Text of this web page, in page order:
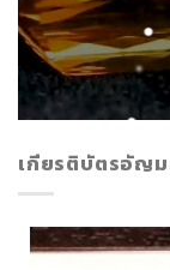
เกียรติบัตรอัญม